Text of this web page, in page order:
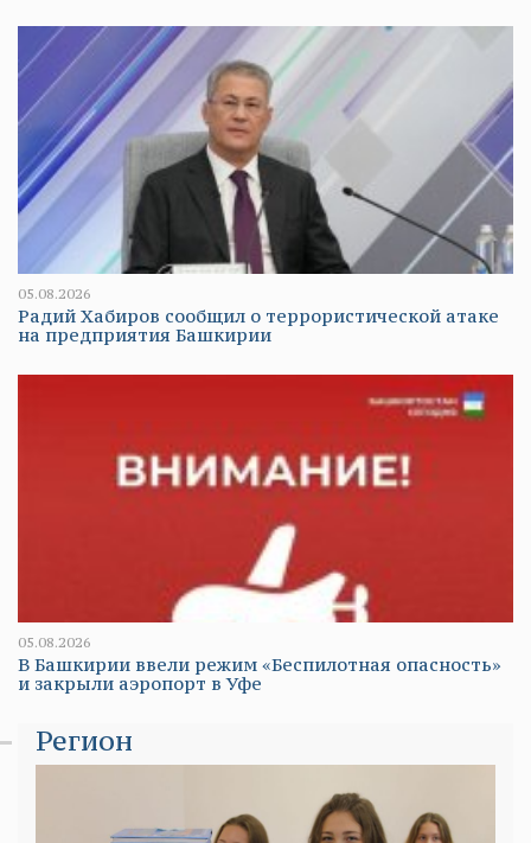
05.08.2026
Радий Хабиров сообщил о террористической атаке
на предприятия Башкирии
05.08.2026
В Башкирии ввели режим «Беспилотная опасность»
и закрыли аэропорт в Уфе
Регион